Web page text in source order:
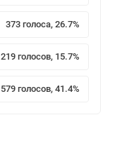
373 голоса, 26.7%
219 голосов, 15.7%
579 голосов, 41.4%